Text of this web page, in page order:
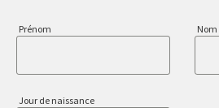
Prénom Nom
Jour de naissance